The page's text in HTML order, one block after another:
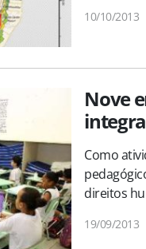
10/10/2013
Nove
Como
direitos
19/09/2013